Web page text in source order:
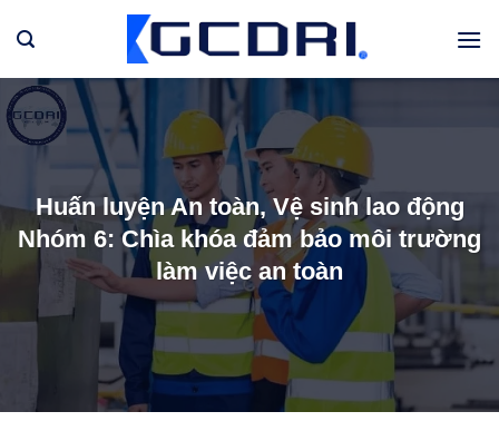
qua
dung
Huấn luyện An toàn, Vệ sinh lao động
Nhóm 6: Chìa khóa đảm bảo môi trường
làm việc an toàn